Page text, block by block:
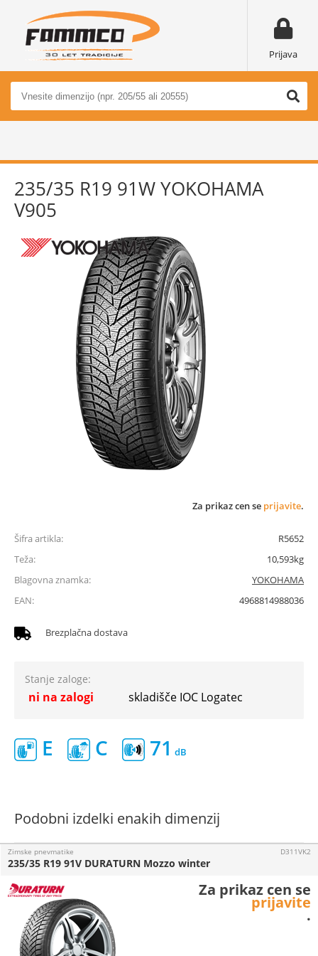
Prijava
235/35 R19 91W YOKOHAMA
V905
Za prikaz cen se prijavite.
Šifra artikla:
R5652
Teža:
10,593kg
Blagovna znamka:
YOKOHAMA
EAN:
4968814988036
Brezplačna dostava
Stanje zaloge:
ni na zalogi skladišče IOC Logatec
E C 71
Podobni izdelki enakih dimenzij
Zimske pnevmatike
235/35 R19 91V DURATURN Mozzo winter
D311VK2
Za prikaz cen se
prijavite
.